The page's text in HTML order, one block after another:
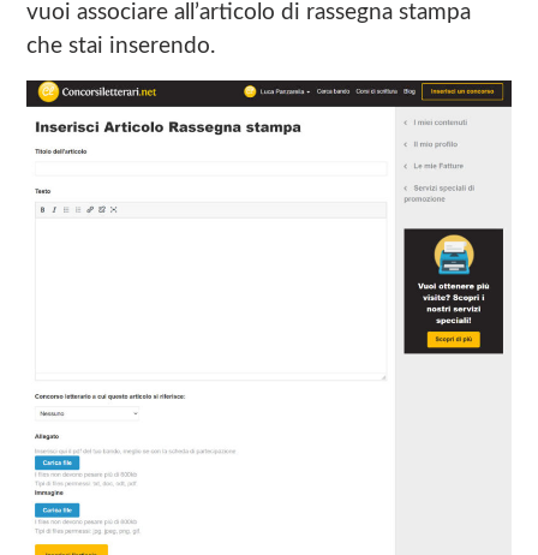
vuoi associare all’articolo di rassegna stampa
che stai inserendo.